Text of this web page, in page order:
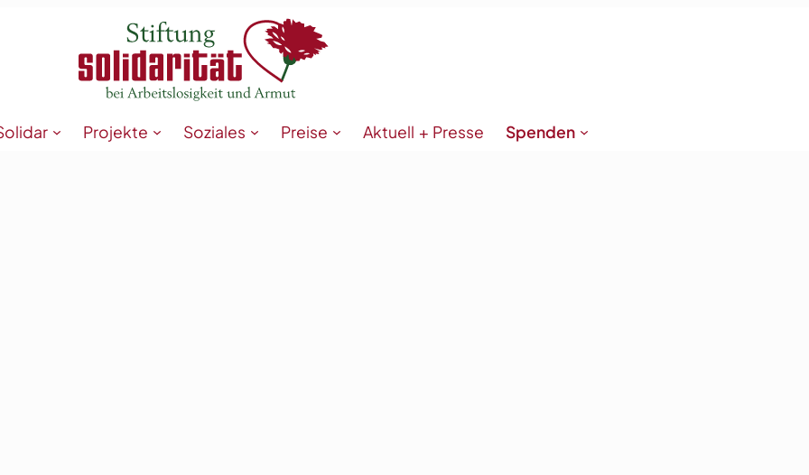
Projekte Soziales Preise Aktuell + Presse Spenden